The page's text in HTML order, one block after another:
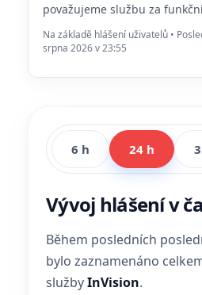
považujeme službu za
Na základě hlášení uživatelů •
srpna 2026 v 23:55
6 h 24 h
Vývoj hlášení v
Během posledních
bylo zaznamenáno
službyInVision.